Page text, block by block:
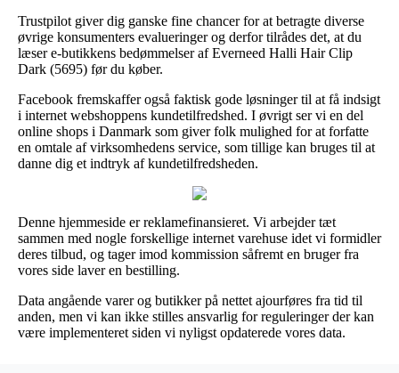
Trustpilot giver dig ganske fine chancer for at betragte diverse
øvrige konsumenters evalueringer og derfor tilrådes det, at du
læser e-butikkens bedømmelser af Everneed Halli Hair Clip
Dark (5695) før du køber.
Facebook fremskaffer også faktisk gode løsninger til at få indsigt
i internet webshoppens kundetilfredshed. I øvrigt ser vi en del
online shops i Danmark som giver folk mulighed for at forfatte
en omtale af virksomhedens service, som tillige kan bruges til at
danne dig et indtryk af kundetilfredsheden.
Denne hjemmeside er reklamefinansieret. Vi arbejder tæt
sammen med nogle forskellige internet varehuse idet vi formidler
deres tilbud, og tager imod kommission såfremt en bruger fra
vores side laver en bestilling.
Data angående varer og butikker på nettet ajourføres fra tid til
anden, men vi kan ikke stilles ansvarlig for reguleringer der kan
være implementeret siden vi nyligst opdaterede vores data.